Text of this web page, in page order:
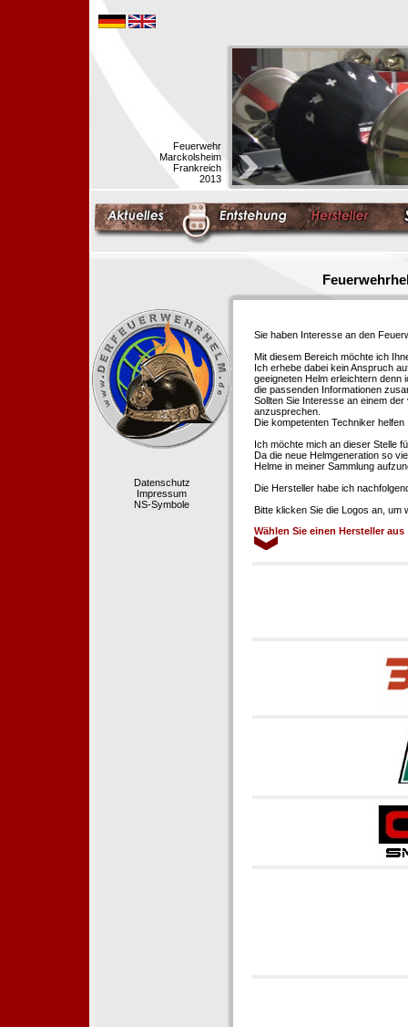
Feuerwehr
Marckolsheim
Frankreich
2013
Datenschutz
Impressum
NS-Symbole
Sie haben Interesse an den
Mit diesem Bereich möchte ich
Ich erhebe dabei kein Anspruch
geeigneten Helm erleichtern
die passenden Informationen
Sollten Sie Interesse an einem
anzusprechen.
Die kompetenten Techniker
Ich möchte mich an dieser Stelle
Da die neue Helmgeneration so
Helme in meiner Sammlung
Die Hersteller habe ich
Bitte klicken Sie die Logos an, um
Wählen Sie einen Hersteller aus